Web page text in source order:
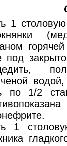
1
под
по 1/2
1